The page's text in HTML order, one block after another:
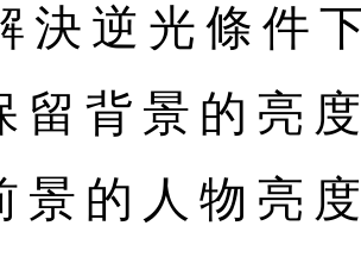
決逆光條件
留背景的亮
景的人物亮